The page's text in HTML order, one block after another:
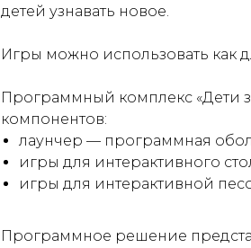
детей узнавать новое.
Игры можно использовать как
Программный комплекс «Дети
компонентов:
лаунчер — программная
игры для интерактивного
игры для интерактивной
Программное решение